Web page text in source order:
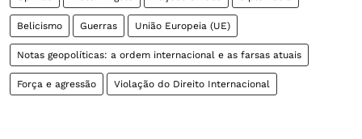
Belicismo Guerras União Europeia (UE)
Notas geopolíticas: a ordem internacional e as farsas atuais
Força e agressão Violação do Direito Internacional